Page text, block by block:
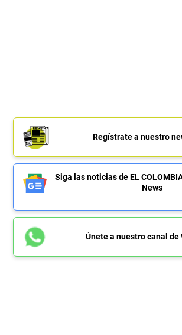
Regístrate a nuestro
Siga las noticias de EL
News
Únete a nuestro canal de